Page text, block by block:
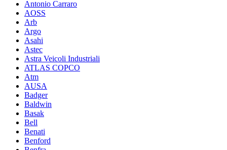
Antonio Carraro
AOSS
Arb
Argo
Asahi
Astec
Astra Veicoli Industriali
ATLAS COPCO
Atm
AUSA
Badger
Baldwin
Basak
Bell
Benati
Benford